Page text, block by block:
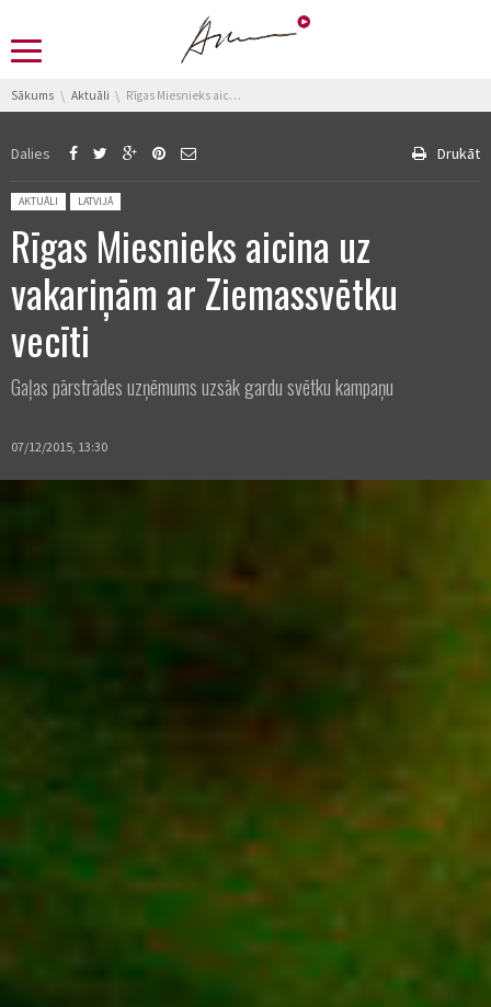
You are here:
Sākums Aktuāli Rīgas Miesnieks aicina uz vakariņām ar Ziemassvētku vecīti
Dalies Drukāt
Posted in:
AKTUĀLI LATVIJĀ
Rīgas Miesnieks aicina uz
vakariņām ar Ziemassvētku
vecīti
Gaļas pārstrādes uzņēmums uzsāk gardu svētku kampaņu
07/12/2015, 13:30